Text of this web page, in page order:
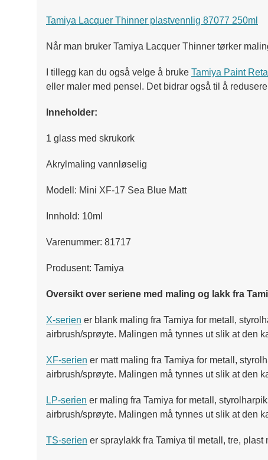
Tamiya Lacquer Thinner plastvennlig 87077 250ml
Når man bruker Tamiya Lacquer Thinner tørker
I tillegg kan du også velge å bruke Tamiya Paint
eller maler med pensel. Det bidrar også til å
Inneholder:
1 glass med skrukork
Akrylmaling vannløselig
Modell: Mini XF-17 Sea Blue Matt
Innhold: 10ml
Varenummer: 81717
Produsent: Tamiya
Oversikt over seriene med maling og lakk fra
X-serien er blank maling fra Tamiya for metall,
airbrush/sprøyte. Malingen må tynnes ut slik at den
XF-serien er matt maling fra Tamiya for metall,
airbrush/sprøyte. Malingen må tynnes ut slik at den
LP-serien er maling fra Tamiya for metall,
airbrush/sprøyte. Malingen må tynnes ut slik at den
TS-serien er spraylakk fra Tamiya til metall, tre, plast